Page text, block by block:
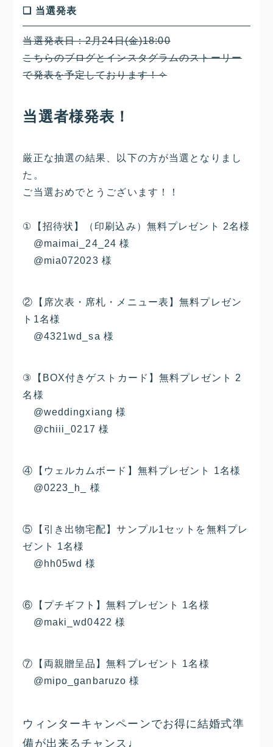
❏ 当選発表
当選発表日：2月24日(金)18:00
こちらのブログとインスタグラムのストーリー
で発表を予定しております！✧
当選者様発表！
厳正な抽選の結果、以下の方が当選となりまし
た。
ご当選おめでとうございます！！
①【招待状】（印刷込み）無料プレゼント 2名様
@maimai_24_24 様
@mia072023 様
②【席次表・席札・メニュー表】無料プレゼン
ト1名様
@4321wd_sa 様
③【BOX付きゲストカード】無料プレゼント 2
名様
@weddingxiang 様
@chiii_0217 様
④【ウェルカムボード】無料プレゼント 1名様
@0223_h_ 様
⑤【引き出物宅配】サンプル1セットを無料プレ
ゼント 1名様
@hh05wd 様
⑥【プチギフト】無料プレゼント 1名様
@maki_wd0422 様
⑦【両親贈呈品】無料プレゼント 1名様
@mipo_ganbaruzo 様
ウィンターキャンペーンでお得に結婚式準
備が出来るチャンス ♩